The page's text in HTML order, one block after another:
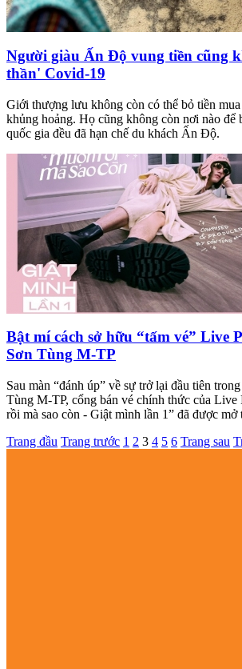
Người giàu Ấn Độ vung tiền cũng
thần' Covid-19
Giới thượng lưu không còn có thể bỏ tiền
khủng hoảng. Họ cũng không còn nơi nào để
quốc gia đều đã hạn chế du khách Ấn Độ.
Bật mí cách sở hữu “tấm vé” Live
Sơn Tùng M-TP
Sau màn “đánh úp” về sự trở lại đầu tiên
Tùng M-TP, cổng bán vé chính thức của Live
rồi mà sao còn - Giật mình lần 1” đã được mở
Trang đầu Trang trước 1 2 3 4 5 6 Trang sau